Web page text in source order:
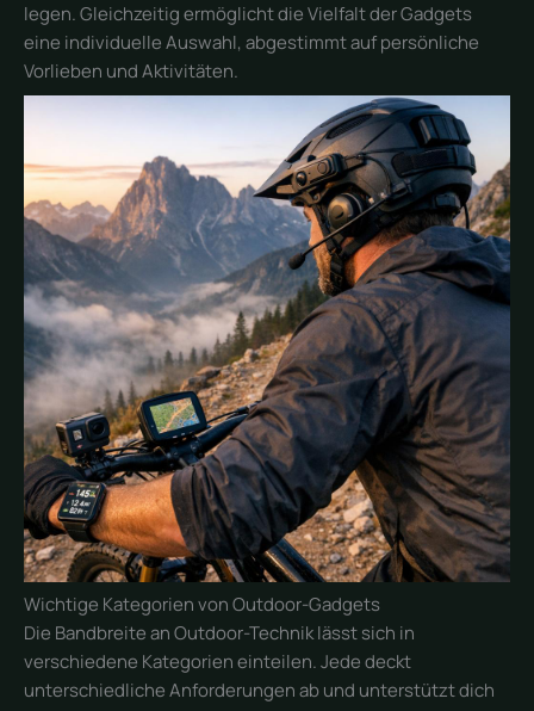
legen. Gleichzeitig ermöglicht die Vielfalt der Gadgets
eine individuelle Auswahl, abgestimmt auf persönliche
Vorlieben und Aktivitäten.
Wichtige Kategorien von Outdoor-Gadgets
Die Bandbreite an Outdoor-Technik lässt sich in
verschiedene Kategorien einteilen. Jede deckt
unterschiedliche Anforderungen ab und unterstützt dich